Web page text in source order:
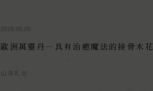
2026.05.05
歐洲萬靈丹—具有治癒魔法的接骨木花
山海札記